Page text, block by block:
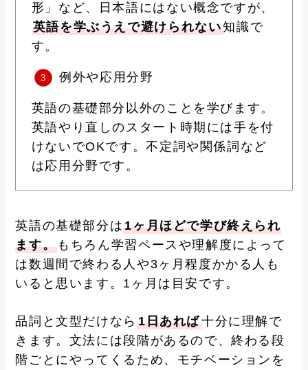
形」など、日本語にはない概念ですが、
英語を学ぶうえで避けられない知識で
す。
例外や応用分野
英語の基礎部分以外のことを学びます。
英語やり直しのスタート時期には手を付
けないでOKです。不定詞や関係詞など
は応用分野です。
英語の基礎部分は1ヶ月ほどで学び終えられ
ます。 もちろん学習ペースや理解度によって
は数週間で終わる人や3ヶ月程度かかる人も
いると思います。1ヶ月は目安です。
品詞と文型だけなら 1日あれば十分に理解で
きます。文法には段階があるので、終わる段
階ごとにやってくるため、モチベーションを